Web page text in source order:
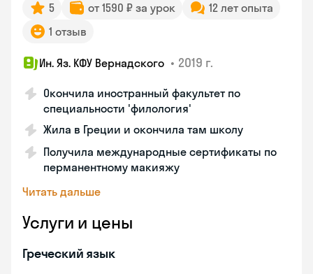
5 от 1590 ₽ за урок
12 лет опыта
1 отзыв
Ин. Яз. КФУ Вернадского • 2019 г.
Окончила иностранный факультет по
специальности 'филология'
Жила в Греции и окончила там школу
Получила международные сертификаты по
перманентному макияжу
Читать дальше
Услуги и цены
Греческий язык